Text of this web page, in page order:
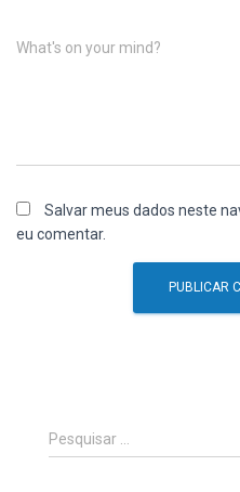
What's on your mind?
Salvar meus dados neste
eu comentar.
P
e
Pesquisar …